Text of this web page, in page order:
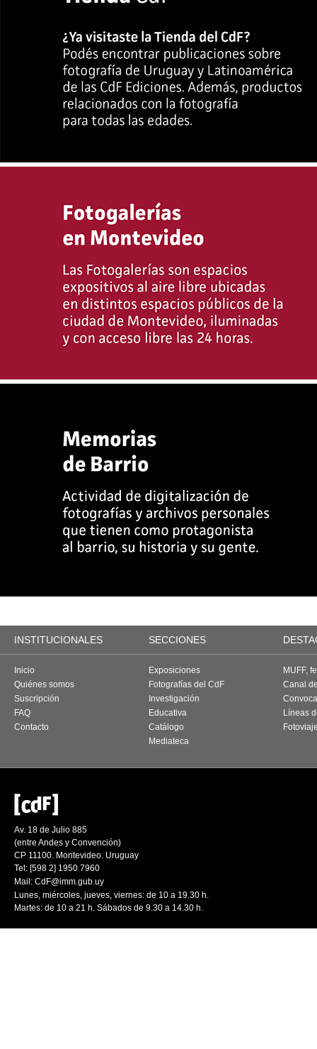
INSTITUCIONALES SECCIONES
Inicio
Quiénes somos
Suscripción
FAQ
Contacto
Exposiciones
Fotografías del CdF
Investigación
Educativa
Catálogo
Mediateca
MUFF,
Canal
Líneas
Av. 18 de Julio 885
(entre Andes y Convención)
CP 11100. Montevideo. Uruguay
Tel: [598 2] 1950 7960
Mail: CdF@imm.gub.uy
Lunes, miércoles, jueves, viernes: de 10 a 19.30 h.
Martes: de 10 a 21 h. Sábados de 9.30 a 14.30 h.